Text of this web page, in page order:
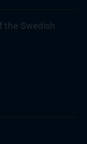
the Swedish